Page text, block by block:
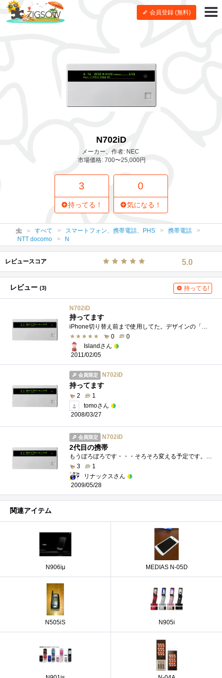
会員登録 (無料)
N702iD
メーカー、作者: NEC
市場価格: 700〜25,000円
3
持ってる！
0
気になる！
すべて スマートフォン、携帯電話、PHS
携帯電話
NTT docomo
N
レビュースコア 5.0
レビュー (3) 持ってる!
N702iD
持ってます
iPhone切り替え前まで使用してた。デザインの「切れ」のみで購入したもの。購入してから、使用しない今でも好きである。必要最小限の機能で考�...
0
0
Islandさん
2011/02/05
会員限定 N702iD
持ってます
2
1
tomoさん
2008/03/27
会員限定 N702iD
2代目の携帯
もうぼろぼろです・・・そろそろ変える予定です。テンキーのライトが点滅したり（おそらく接触不良）、電池があんまり持たなくなったり・・・
3
1
リナックスさん
2009/05/28
関連アイテム
N906iμ MEDIAS N-05D
N505iS N905i